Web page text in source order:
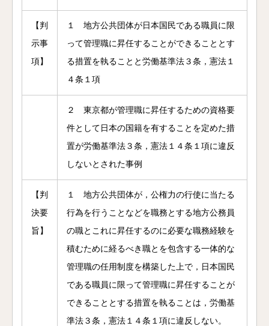
【判
示事
項】
１ 地方公共団体が日本国民である職員に限
って管理職に昇任することができることとす
る措置を執ることと労働基準法３条，憲法１
４条１項
２ 東京都が管理職に昇任するための資格要
件として日本の国籍を有することを定めた措
置が労働基準法３条，憲法１４条１項に違反
しないとされた事例
【判
決要
旨】
１ 地方公共団体が，公権力の行使に当たる
行為を行うことなどを職務とする地方公務員
の職とこれに昇任するのに必要な職務経験を
積むために経るべき職とを包含する一体的な
管理職の任用制度を構築した上で，日本国民
である職員に限って管理職に昇任することが
できることとする措置を執ることは，労働基
準法３条，憲法１４条１項に違反しない。